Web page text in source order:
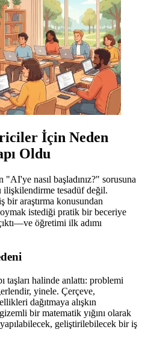
İçin Neden
Oldu
nasıl başladınız?" sorusuna
tesadüf değil.
bir araştırma konusundan
istediği pratik bir beceriye
öğretimi ilk adımı
taşları halinde anlattı: problemi
yinele. Çerçeve,
dağıtmaya alışkın
bir matematik yığını olarak
geliştirilebilecek bir iş